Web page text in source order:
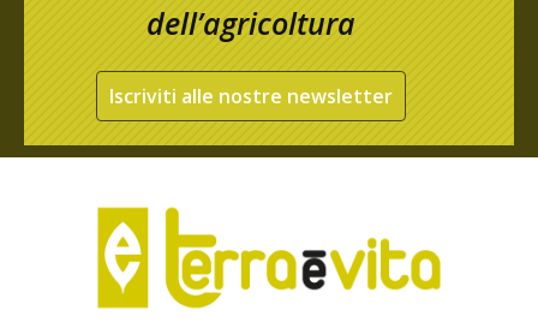
dell’agricoltura
Iscriviti alle nostre newsletter